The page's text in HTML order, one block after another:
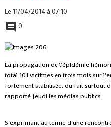
Le 11/04/2014à 07:10
0
La propagation de l’épidémie
total 101 victimes en trois mois sur
fortement stabilisée, du fait surtout
rapporté jeudi les médias publics.
S’exprimant au terme d’une